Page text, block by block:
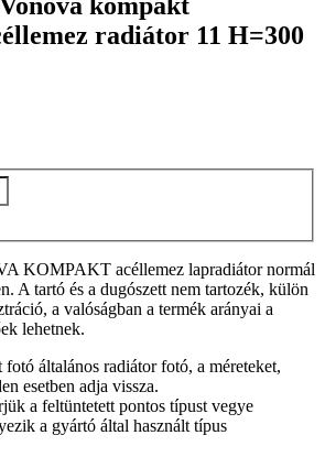
radiátor 11 H=300
KOMPAKT acéllemez lapradiátor normál
A tartó és a dugószett nem tartozék, külön
a valóságban a termék arányai a
lehetnek.
általános radiátor fotó, a méreteket,
esetben adja vissza.
a feltüntetett pontos típust vegye
a gyártó által használt típus